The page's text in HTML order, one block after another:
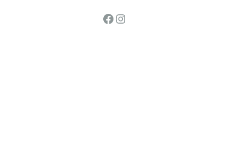
Facebook
Instagram